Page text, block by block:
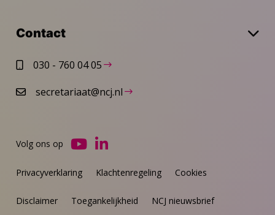
Contact
030 - 760 04 05
secretariaat@ncj.nl
Privacyverklaring Klachtenregeling Cookies
Disclaimer Toegankelijkheid NCJ nieuwsbrief
Volg ons op
Ga
YouTube
Ga
LinkedIn